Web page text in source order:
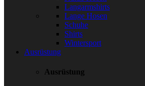
Langarmshirts
Lange Hosen
Schuhe
Shirts
Wintersport
Ausrüstung
Ausrüstung